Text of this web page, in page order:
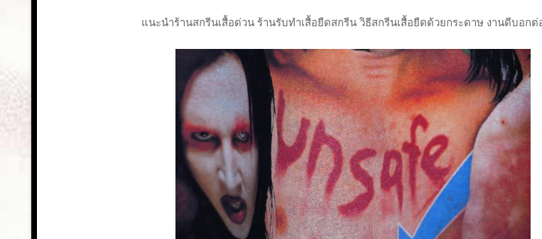
แนะนำร้านสกรีนเสื้อด่วน ร้านรับทําเสื้อยืดสกรีน วิธีสกรีนเสื้อยืดด้วยกระดาษ งานดีบอกต่